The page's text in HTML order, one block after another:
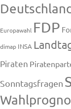
Europawahl FDP
dimap INSA
Piraten
Sonntagsfragen